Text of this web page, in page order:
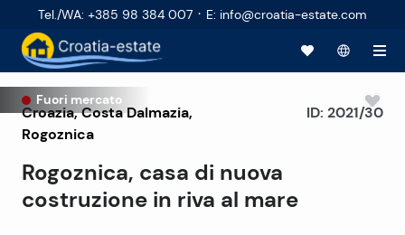
Tel./WA: +385 98 384 007 · E: info@croatia-estate.com
Fuori mercato
Croazia,Costa Dalmazia,
Rogoznica
Rogoznica, casa di nuova
costruzione in riva al mare
ID: 2021/30